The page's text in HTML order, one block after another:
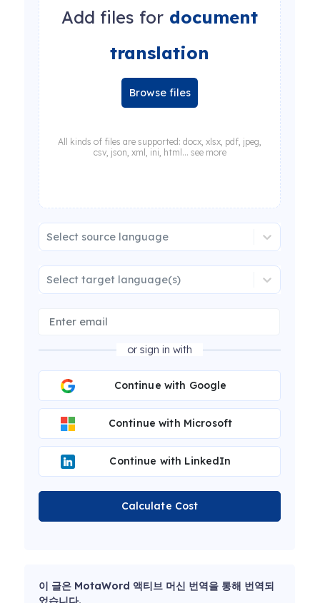
Add files for document
translation
Browse files
All kinds of files are supported: docx, xlsx, pdf, jpeg,
csv, json, xml, ini, html... see more
Select source language
Select target language(s)
or sign in with
Continue with Google
Continue with Microsoft
Continue with LinkedIn
Calculate Cost
이 글은 MotaWord 액티브 머신 번역을 통해 번역되